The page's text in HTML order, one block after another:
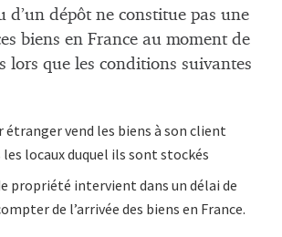
d’un dépôt ne constitue pas une
biens en France au moment de
lors que les conditions suivantes
étranger vend les biens à son client
locaux duquel ils sont stockés
propriété intervient dans un délai de
de l’arrivée des biens en France.